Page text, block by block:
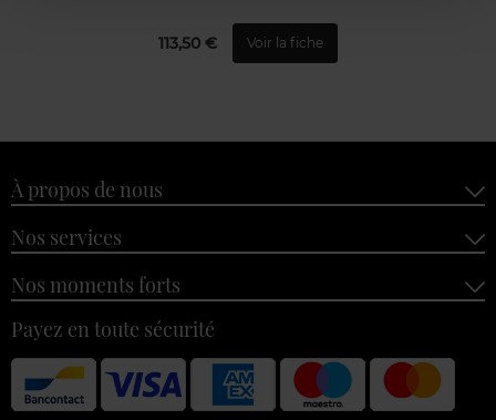
113,50 € Voir la fiche
À propos de nous
Nos services
Nos moments forts
Payez en toute sécurité